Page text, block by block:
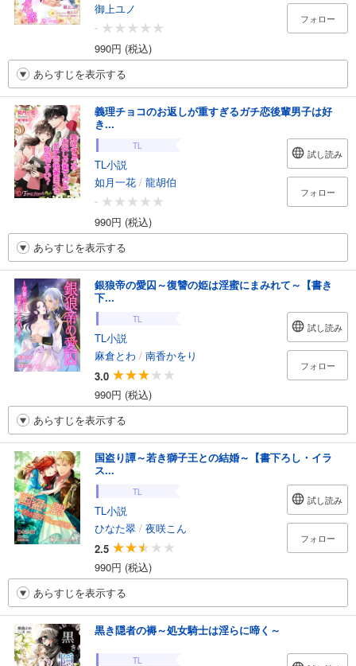
御上ユノ
-
990円 (税込)
フォロー
あらすじを表示する
義理チョコのお返しが重すぎるガチ恋後輩男子は好
き...
TL
TL小説
如月一花 / 龍胡伯
-
990円 (税込)
試し読み
フォロー
あらすじを表示する
銀狼帝の愛囚～復讐の姫は淫蜜にまみれて～【書き
下...
TL
TL小説
麻倉とわ / 南香かをり
3.0
990円 (税込)
試し読み
フォロー
あらすじを表示する
国盗り譚～若き獅子王との結婚～【書下ろし・イラ
ス...
TL
TL小説
ひなた翠 / 夜咲こん
2.5
990円 (税込)
試し読み
フォロー
あらすじを表示する
黒き隠者の褥～処女騎士は淫らに啼く～
TL